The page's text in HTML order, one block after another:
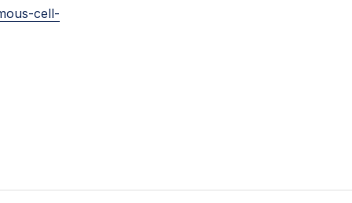
cell-